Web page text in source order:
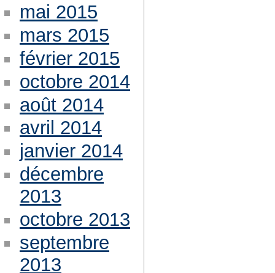
mai 2015
mars 2015
février 2015
octobre 2014
août 2014
avril 2014
janvier 2014
décembre
2013
octobre 2013
septembre
2013